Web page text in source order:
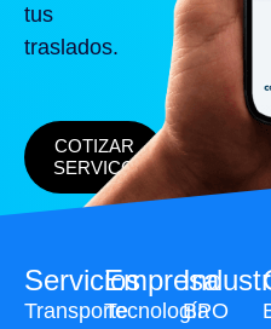
tus
traslados.
COTIZAR
SERVICO
Servicios
Transporte
BPO
Empresa
Tecnología